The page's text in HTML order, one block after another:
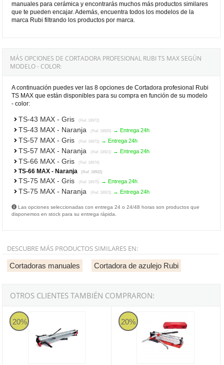
manuales para cerámica y encontrarás muchos más productos similares
que te pueden encajar. Además, encuentra todos los modelos de la
marca Rubi filtrando los productos por marca.
MÁS OPCIONES DE CORTADORA PROFESIONAL RUBI TS MAX SEGÚN
MODELO - COLOR:
A continuación puedes ver las 8 opciones de Cortadora profesional Rubi
TS MAX que están disponibles para su compra en función de su modelo
- color:
TS-43 MAX - Gris (Ref. 18972)
TS-43 MAX - Naranja (Ref. 18920) → Entrega 24h
TS-57 MAX - Gris (Ref. 18973) → Entrega 24h
TS-57 MAX - Naranja (Ref. 18921) → Entrega 24h
TS-66 MAX - Gris (Ref. 18974)
TS-66 MAX - Naranja (Ref. 18922)
TS-75 MAX - Gris (Ref. 18975) → Entrega 24h
TS-75 MAX - Naranja (Ref. 18923) → Entrega 24h
Las opciones seleccionadas con entrega 24 o 24/48 horas son productos que
disponemos en stock para su entrega rápida.
DESCUBRE MÁS PRODUCTOS SIMILARES EN:
Cortadoras manuales Cortadora de azulejo Rubi
OTROS CLIENTES TAMBIÉN COMPRARON:
20%
Rubi TZ 1800
20%
Cortadora profesional Rubi TR-